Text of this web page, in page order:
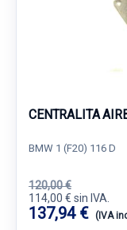
CENTRALITA
BMW 1 (F20) 116 D
120,00 €
114,00 € sin IVA.
137,94 € (IVA